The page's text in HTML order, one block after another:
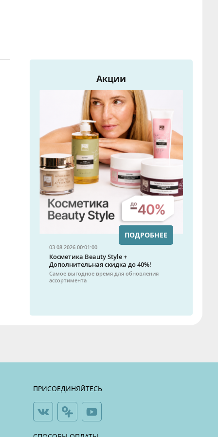
Акции
03.08.2026 00:01:00
Косметика Beauty Style +
Дополнительная скидка до 40%!
Самое выгодное время для обновления
ассортимента
ПОДРОБНЕЕ
ПРИСОЕДИНЯЙТЕСЬ